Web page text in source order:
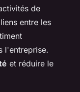
de
entre les
l'entreprise.
et réduire le